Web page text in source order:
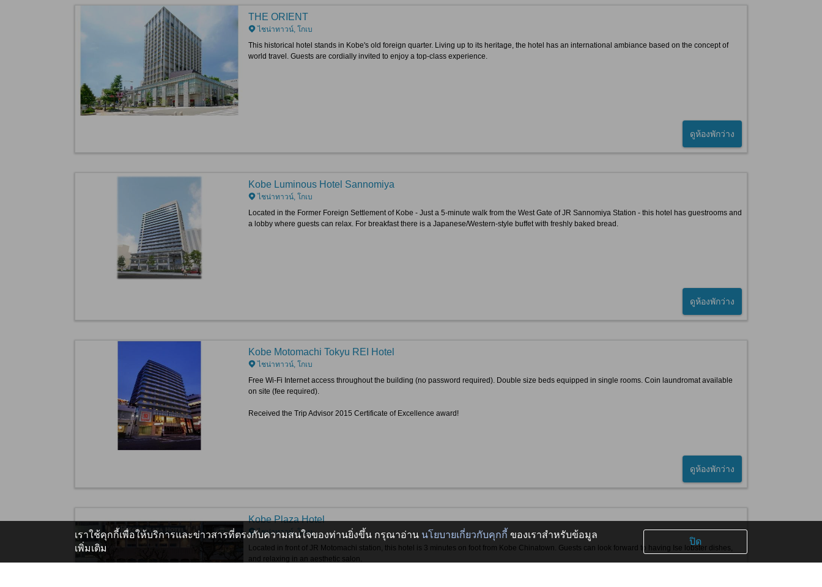
THE ORIENT
ไชน่าทาวน์, โกเบ
This historical hotel stands in Kobe's old foreign quarter. Living up to its heritage, the hotel has an international ambiance based on the concept of
world travel. Guests are cordially invited to enjoy a top-class experience.
ดูห้องพักว่าง
Kobe Luminous Hotel Sannomiya
ไชน่าทาวน์, โกเบ
Located in the Former Foreign Settlement of Kobe - Just a 5-minute walk from the West Gate of JR Sannomiya Station - this hotel has guestrooms and
a lobby where guests can relax. For breakfast there is a Japanese/Western-style buffet with freshly baked bread.
ดูห้องพักว่าง
Kobe Motomachi Tokyu REI Hotel
ไชน่าทาวน์, โกเบ
Free Wi-Fi Internet access throughout the building (no password required). Double size beds equipped in single rooms. Coin laundromat available
on site (fee required).
Received the Trip Advisor 2015 Certificate of Excellence award!
ดูห้องพักว่าง
Kobe Plaza Hotel
ไชน่าทาวน์, โกเบ
Located in front of JR Motomachi station, this hotel is 3 minutes on foot from Kobe Chinatown. Guests can look forward to having Ise lobster dishes,
and relaxing in an aesthetic salon.
เราใช้คุกกี้เพื่อให้บริการและข่าวสารที่ตรงกับความสนใจของท่านยิ่งขึ้น กรุณาอ่าน นโยบายเกี่ยวกับคุกกี้ ของเราสำหรับข้อมูล
เพิ่มเติม
ปิด